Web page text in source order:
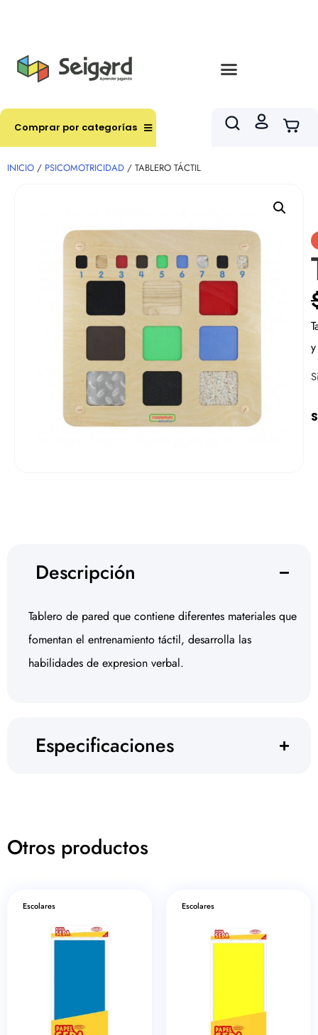
Comprar por categorías
INICIO / PSICOMOTRICIDAD / TABLERO TÁCTIL
Descripción
Tablero de pared que contiene diferentes materiales que
fomentan el entrenamiento táctil, desarrolla las
habilidades de expresion verbal.
Especificaciones
Otros productos
Escolares Escolares